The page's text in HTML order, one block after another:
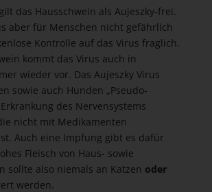
das Hausschwein als Aujeszky-frei.
aber für Menschen nicht gefährlich
Kontrolle auf das Virus fraglich.
kommt das Virus auch in
wieder vor. Das Aujeszky Virus
sowie auch Hunden „Pseudo-
des Nervensystems
nicht mit Medikamenten
Auch eine Impfung gibt es dafür
Fleisch von Haus- sowie
sollte also niemals an Katzen oder
werden.